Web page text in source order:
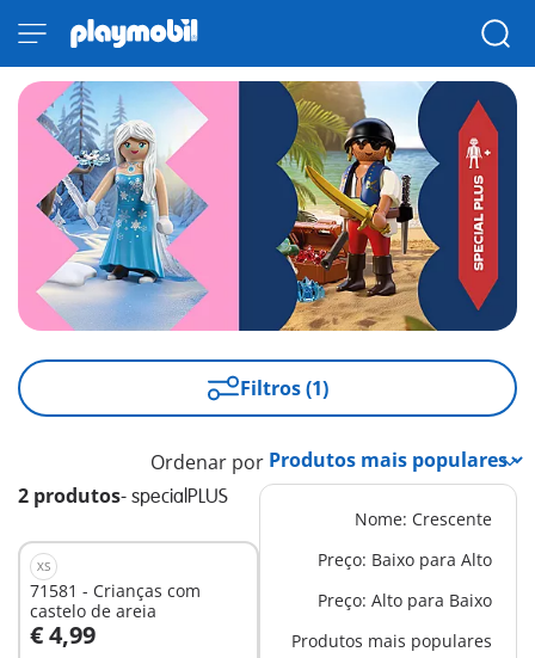
Filtros (1)
2 produtos- specialPLUS
Ordenar por
Nome: Crescente
Preço: Baixo para Alto
Preço: Alto para Baixo
Produtos mais populares
XS
71581 - Crianças com
castelo de areia
€ 4,99
Ao carrinho
71584 - Bruxa com gato
€ 4,99